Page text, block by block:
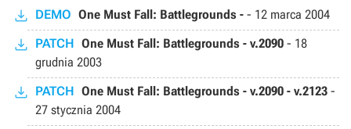
DEMO One Must Fall: Battlegrounds - - 12 marca 2004
PATCH One Must Fall: Battlegrounds - v.2090 - 18
grudnia 2003
PATCH One Must Fall: Battlegrounds - v.2090 - v.2123 -
27 stycznia 2004